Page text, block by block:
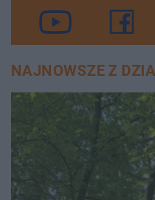
NAJNOWSZE Z